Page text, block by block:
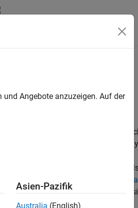
auf Englisch zu sehen.
auf, die in der Zeitdomäne
eines Signals charakterisieren. Die
die spektrale Schätzung eines
Spectrum
Objekts und -Blocks
Angebote anzuzeigen. Auf der
Asien-Pazifik
Australia (English)